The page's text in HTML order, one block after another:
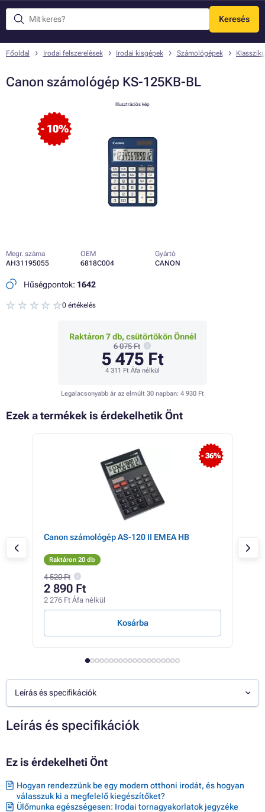
Keresés
Menü
Főoldal Irodai felszerelések Irodai kisgépek Számológépek
Canon számológép KS-125KB-BL
- 10%
Illusztrációs kép
Megr. száma
AH31195055
OEM
6818C004
Gyártó
CANON
Hűségpontok: 1642
0 értékelés
Raktáron 7 db, csütörtökön Önnél
6 075 Ft
5 475 Ft
4 311 Ft Áfa nélkül
Legalacsonyabb ár az elmúlt 30 napban: 4 930 Ft
Ezek a termékek is érdekelhetik Önt
- 36%
Canon számológép AS-120 II EMEA HB
Raktáron 20 db
4 520 Ft
2 890 Ft
2 276 Ft Áfa nélkül
Kosárba
Leírás és specifikációk
Leírás és specifikációk
Ez is érdekelheti Önt
Hogyan rendezzünk be egy modern otthoni irodát, és hogyan
válasszuk ki a megfelelő kiegészítőket?
Ülőmunka egészségesen: Irodai tornagyakorlatok jegyzéke